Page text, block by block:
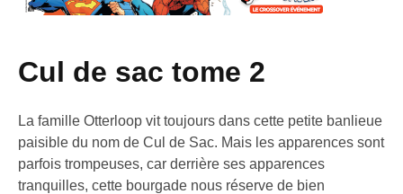
cul de sac tome 2
La famille Otterloop vit toujours dans cette petite banlieue
paisible du nom de Cul de Sac. Mais les apparences sont
parfois trompeuses, car derrière ses apparences
tranquilles, cette bourgade nous réserve de bien